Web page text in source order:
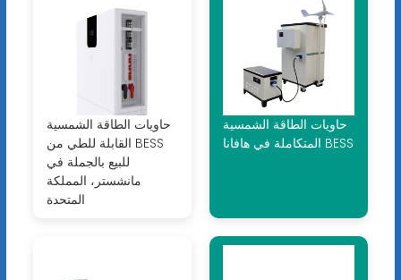
حاويات الطاقة الشمسية
القابلة للطي من BESS
للبيع بالجملة في
مانشستر، المملكة
المتحدة
حاويات الطاقة الشمسية
المتكاملة في هافانا BESS